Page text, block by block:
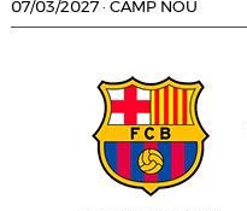
07/03/2027 · CAMP NOU